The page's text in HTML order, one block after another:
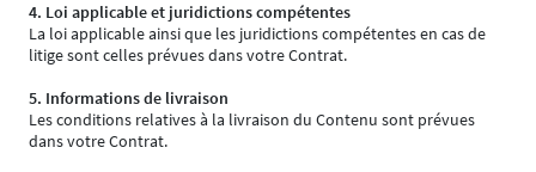
4. Loi applicable et juridictions compétentes
La loi applicable ainsi que les juridictions compétentes en cas de
litige sont celles prévues dans votre Contrat.
5. Informations de livraison
Les conditions relatives à la livraison du Contenu sont prévues
dans votre Contrat.